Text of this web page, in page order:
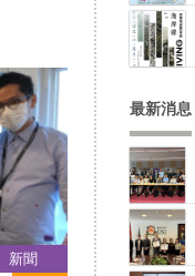
新聞
最新消息